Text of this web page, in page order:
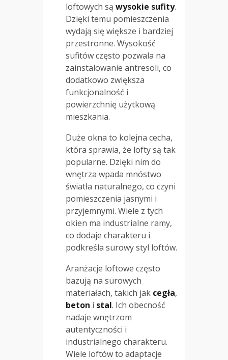
loftowych są wysokie sufity.
Dzięki temu pomieszczenia
wydają się większe i bardziej
przestronne. Wysokość
sufitów często pozwala na
zainstalowanie antresoli, co
dodatkowo zwiększa
funkcjonalność i
powierzchnię użytkową
mieszkania.
Duże okna to kolejna cecha,
która sprawia, że lofty są tak
popularne. Dzięki nim do
wnętrza wpada mnóstwo
światła naturalnego, co czyni
pomieszczenia jasnymi i
przyjemnymi. Wiele z tych
okien ma industrialne ramy,
co dodaje charakteru i
podkreśla surowy styl loftów.
Aranżacje loftowe często
bazują na surowych
materiałach, takich jak cegła,
beton i stal. Ich obecność
nadaje wnętrzom
autentyczności i
industrialnego charakteru.
Wiele loftów to adaptacje